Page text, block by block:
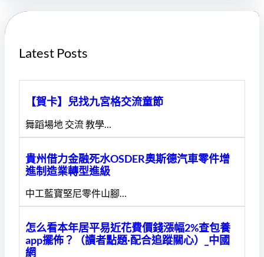
h
Latest Posts
【賀卡】兒找九宮格交流童節
舞蹈場地 交流 教學…
貴州借力金融死水OSDER奧斯德汽車零件增
進制造業轉型進級
中工藍寶堅尼零件山腳…
怎么看本年居平易近花費價錢漲幅2%查包養
app擺佈？（讀者點題·配合追蹤關心）_中國
網